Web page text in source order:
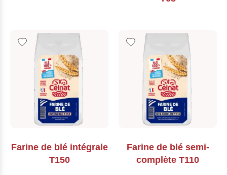
Farine de blé intégrale
T150
Farine de blé semi-
complète T110